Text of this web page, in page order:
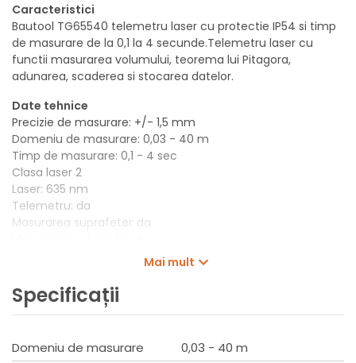
Caracteristici
Bautool TG65540 telemetru laser cu protectie IP54 si timp
de masurare de la 0,1 la 4 secunde.Telemetru laser cu
functii masurarea volumului, teorema lui Pitagora,
adunarea, scaderea si stocarea datelor.
Date tehnice
Precizie de masurare: +/- 1,5 mm
Domeniu de masurare: 0,03 - 40 m
Timp de masurare: 0,1 - 4 sec
Clasa laser 2
Laser: 635 nm
Telemetru: da
Masurarea suprafetei: da
Dimensiuni: 118 mm x 49 mm x 27 mm
Temperatura de lucru: 0 °C +40 °C
Mai mult
Specificații
Domeniu de masurare
0,03 - 40 m